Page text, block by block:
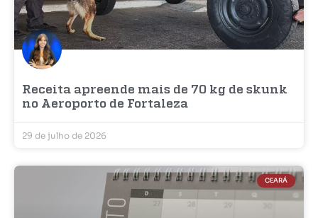
Receita apreende mais de 70 kg de skunk
no Aeroporto de Fortaleza
29 de julho de 2026
CEARÁ